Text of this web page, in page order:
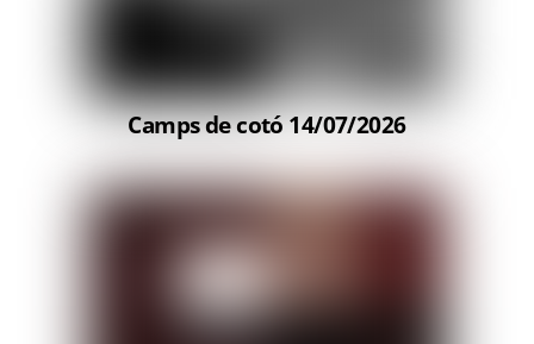
Camps de cotó 14/07/2026